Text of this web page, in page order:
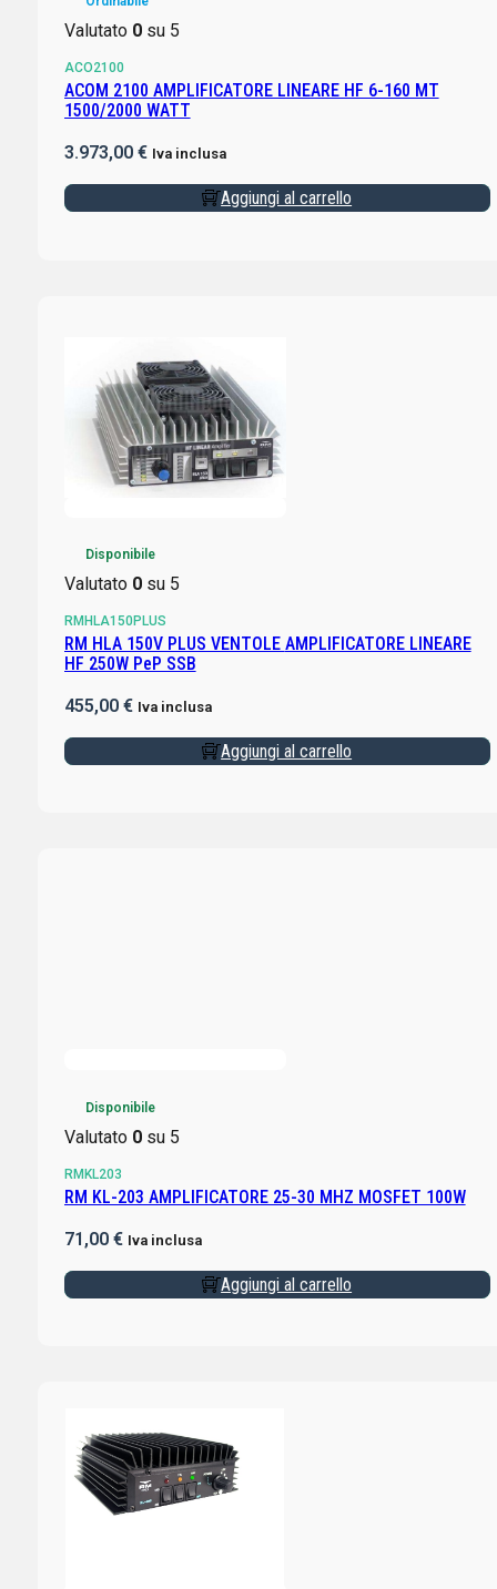
Valutato 0su 5
ACO2100
ACOM 2100 AMPLIFICATORE LINEARE HF 6-160 MT
1500/2000 WATT
3.973,00 € Iva inclusa
Aggiungi al carrello
Disponibile
Valutato 0su 5
RMHLA150PLUS
RM HLA 150V PLUS VENTOLE AMPLIFICATORE LINEARE
HF 250W PeP SSB
455,00 € Iva inclusa
Aggiungi al carrello
Disponibile
Valutato 0su 5
RMKL203
RM KL-203 AMPLIFICATORE 25-30 MHZ MOSFET 100W
71,00 € Iva inclusa
Aggiungi al carrello